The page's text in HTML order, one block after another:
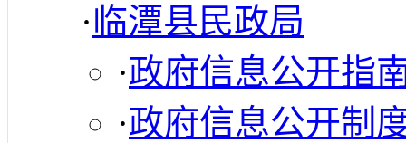
·临潭县民政局
·政府信息公开指
·政府信息公开制